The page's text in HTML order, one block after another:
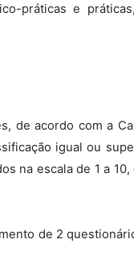
práticas e
de acordo com a
igual ou
na escala de 1 a 10,
de 2